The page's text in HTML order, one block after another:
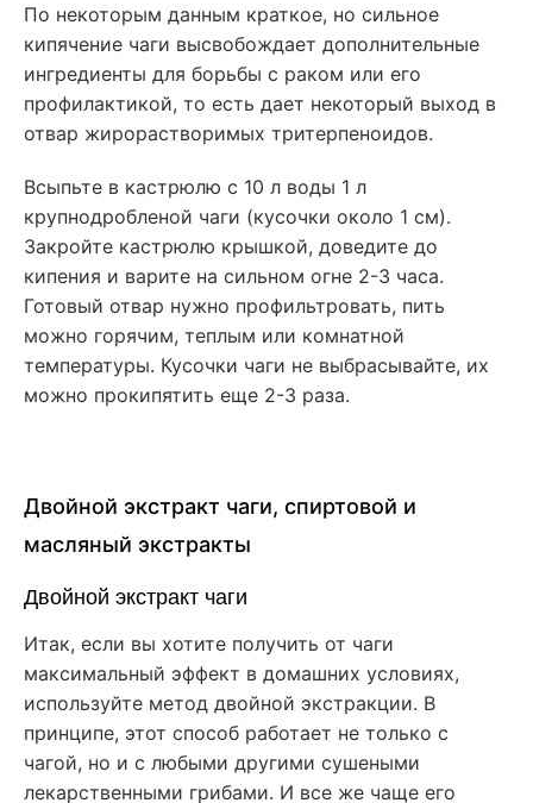
По некоторым данным краткое, но сильное
кипячение чаги высвобождает дополнительные
ингредиенты для борьбы с раком или его
профилактикой, то есть дает некоторый выход в
отвар жирорастворимых тритерпеноидов.
Всыпьте в кастрюлю с 10 л воды 1 л
крупнодробленой чаги (кусочки около 1 см).
Закройте кастрюлю крышкой, доведите до
кипения и варите на сильном огне 2-3 часа.
Готовый отвар нужно профильтровать, пить
можно горячим, теплым или комнатной
температуры. Кусочки чаги не выбрасывайте, их
можно прокипятить еще 2-3 раза.
Двойной экстракт чаги, спиртовой и
масляный экстракты
Двойной экстракт чаги
Итак, если вы хотите получить от чаги
максимальный эффект в домашних условиях,
используйте метод двойной экстракции. В
принципе, этот способ работает не только с
чагой, но и с любыми другими сушеными
лекарственными грибами. И все же чаще его